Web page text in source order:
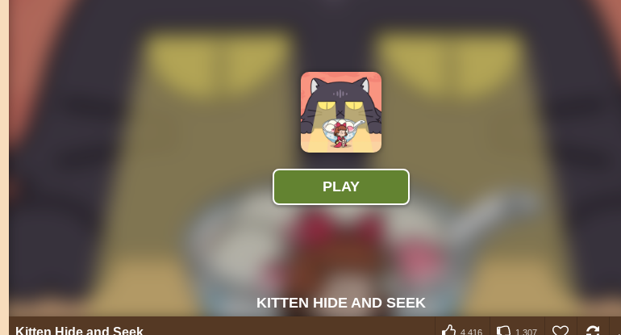
Kitten Hide and Seek 4.416 1.307